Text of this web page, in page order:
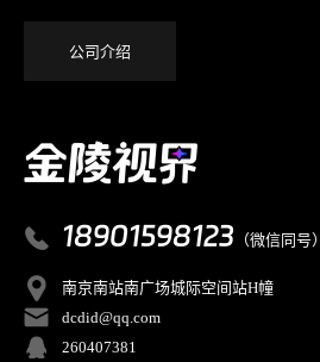
公司介绍
18901598123 （微信同号）
南京南站南广场城际空间站H幢
dcdid@qq.com
260407381